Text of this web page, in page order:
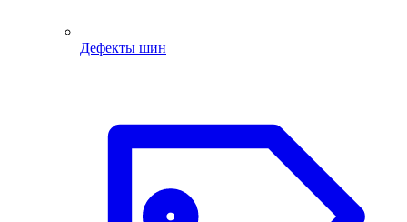
Дефекты шин